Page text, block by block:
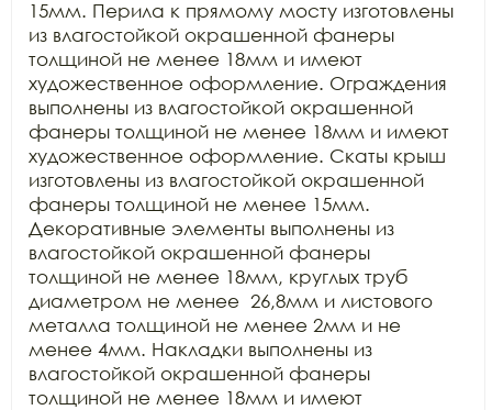
15мм. Перила к прямому мосту изготовлены
из влагостойкой окрашенной фанеры
толщиной не менее 18мм и имеют
художественное оформление. Ограждения
выполнены из влагостойкой окрашенной
фанеры толщиной не менее 18мм и имеют
художественное оформление. Скаты крыш
изготовлены из влагостойкой окрашенной
фанеры толщиной не менее 15мм.
Декоративные элементы выполнены из
влагостойкой окрашенной фанеры
толщиной не менее 18мм, круглых труб
диаметром не менее  26,8мм и листового
металла толщиной не менее 2мм и не
менее 4мм. Накладки выполнены из
влагостойкой окрашенной фанеры
толщиной не менее 18мм и имеют